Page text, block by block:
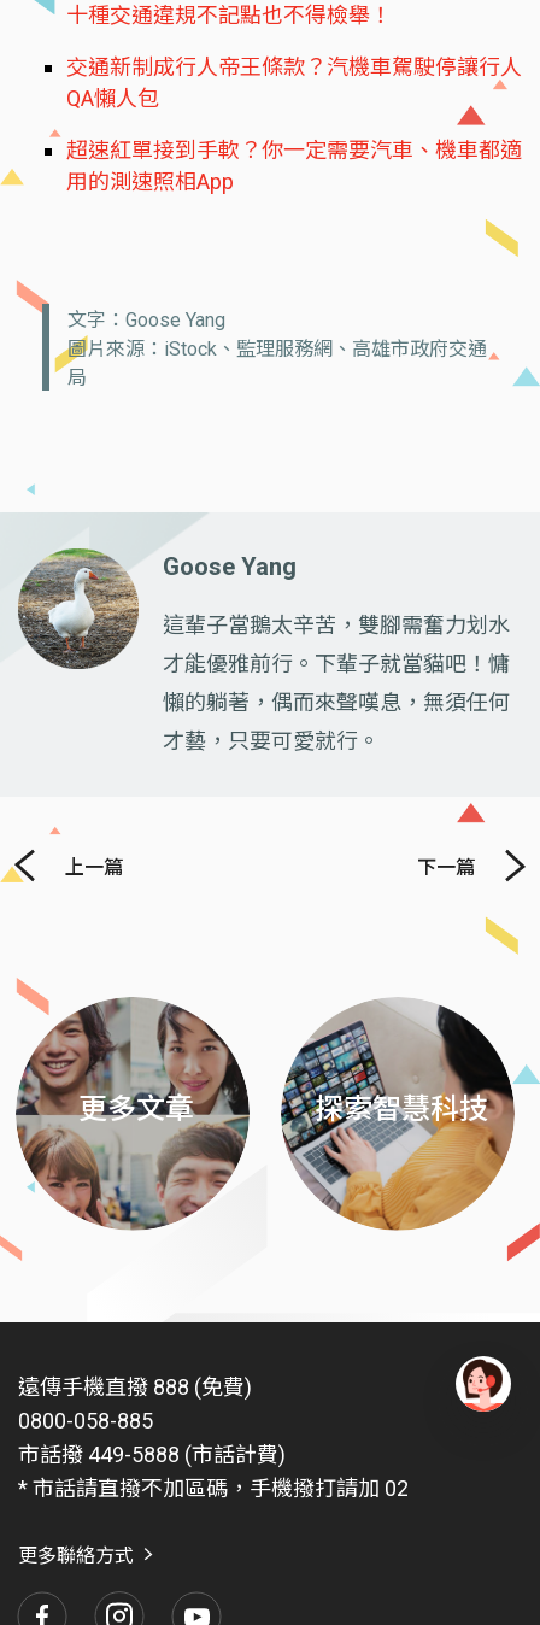
十種交通違規不記點也不得檢舉！
交通新制成行人帝王條款？汽機車駕駛停讓行人
QA懶人包
超速紅單接到手軟？你一定需要汽車、機車都適
用的測速照相App
文字：Goose Yang
圖片來源：iStock、監理服務網、高雄市政府交通
局
Goose Yang
這輩子當鵝太辛苦，雙腳需奮力划水
才能優雅前行。下輩子就當貓吧！慵
懶的躺著，偶而來聲嘆息，無須任何
才藝，只要可愛就行。
上一篇 下一篇
Previous
更多文章 探索智慧科技
Next
遠傳手機直撥 888 (免費)
0800-058-885
市話撥 449-5888 (市話計費)
* 市話請直撥不加區碼，手機撥打請加 02
更多聯絡方式